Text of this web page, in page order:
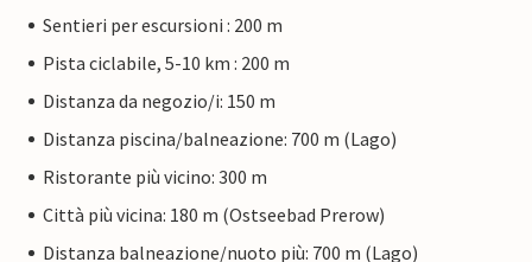
Sentieri per escursioni : 200 m
Pista ciclabile, 5-10 km : 200 m
Distanza da negozio/i: 150 m
Distanza piscina/balneazione: 700 m (Lago)
Ristorante più vicino: 300 m
Città più vicina: 180 m (Ostseebad Prerow)
Distanza balneazione/nuoto più: 700 m (Lago)